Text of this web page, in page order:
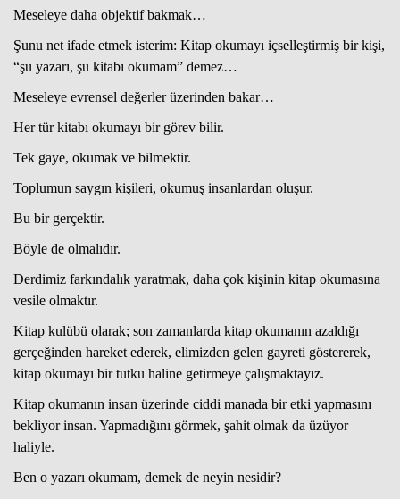
Meseleye daha objektif bakmak…
Şunu net ifade etmek isterim: Kitap okumayı içselleştirmiş bir kişi,
“şu yazarı, şu kitabı okumam” demez…
Meseleye evrensel değerler üzerinden bakar…
Her tür kitabı okumayı bir görev bilir.
Tek gaye, okumak ve bilmektir.
Toplumun saygın kişileri, okumuş insanlardan oluşur.
Bu bir gerçektir.
Böyle de olmalıdır.
Derdimiz farkındalık yaratmak, daha çok kişinin kitap okumasına
vesile olmaktır.
Kitap kulübü olarak; son zamanlarda kitap okumanın azaldığı
gerçeğinden hareket ederek, elimizden gelen gayreti göstererek,
kitap okumayı bir tutku haline getirmeye çalışmaktayız.
Kitap okumanın insan üzerinde ciddi manada bir etki yapmasını
bekliyor insan. Yapmadığını görmek, şahit olmak da üzüyor
haliyle.
Ben o yazarı okumam, demek de neyin nesidir?